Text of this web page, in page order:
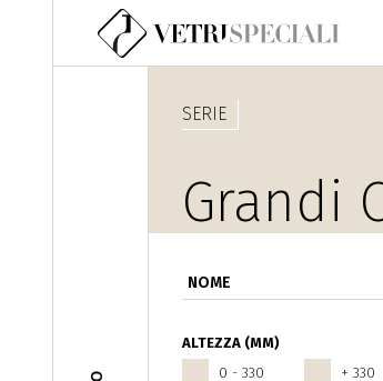
Salta al contenuto principale
ALTEZZA (MM)
0 - 330
+ 330
SERIE
Grandi